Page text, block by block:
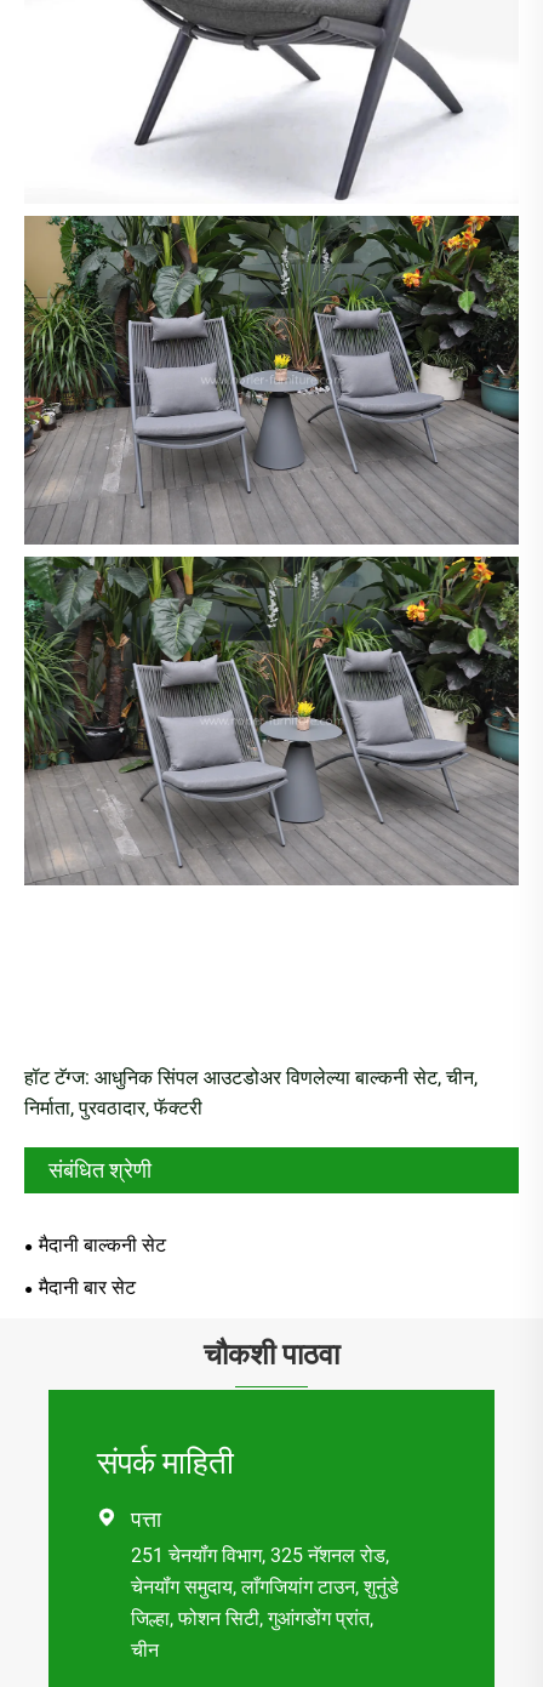
हॉट टॅग्ज: आधुनिक सिंपल आउटडोअर विणलेल्या बाल्कनी सेट, चीन,
निर्माता, पुरवठादार, फॅक्टरी
संबंधित श्रेणी
मैदानी बाल्कनी सेट
मैदानी बार सेट
चौकशी पाठवा
संपर्क माहिती
 पत्ता
251 चेनयॉंग विभाग, 325 नॅशनल रोड,
चेनयॉंग समुदाय, लाँगजियांग टाउन, शुनुंडे
जिल्हा, फोशन सिटी, गुआंगडोंग प्रांत,
चीन